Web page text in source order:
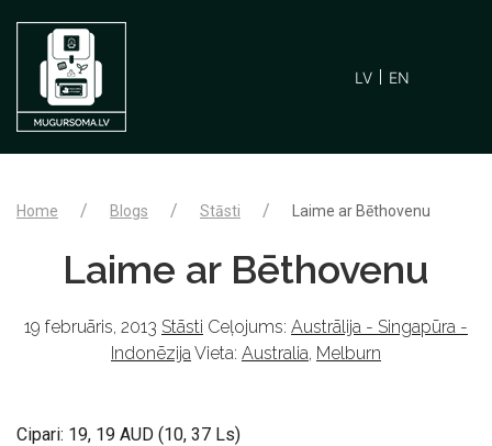
LV EN
Home Blogs Stāsti Laime ar Bēthovenu
Laime ar Bēthovenu
19 februāris, 2013 Stāsti Ceļojums: Austrālija - Singapūra -
IndonēzijaVieta: Australia, Melburn
Cipari: 19, 19 AUD (10, 37 Ls)